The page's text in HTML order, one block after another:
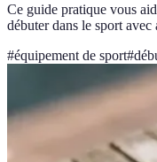
Ce guide pratique vous
débuter dans le sport avec
#équipement de sport#